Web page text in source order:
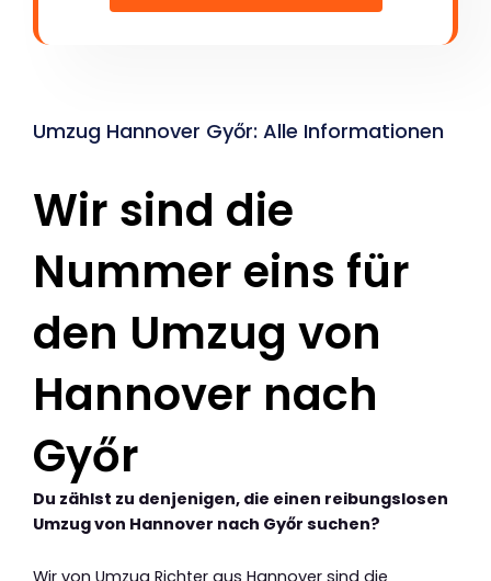
Umzug Hannover Győr: Alle Informationen
Wir sind die
Nummer eins für
den Umzug von
Hannover nach
Győr
Du zählst zu denjenigen, die einen reibungslosen
Umzug von Hannover nach Győr suchen?